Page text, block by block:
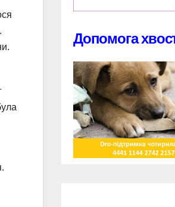
Допомога